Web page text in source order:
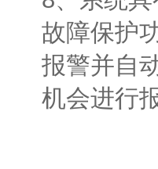
故障保护
报警并自
机会进行